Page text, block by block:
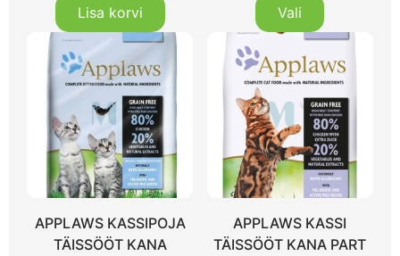
Lisa korvi Vali
APPLAWS KASSIPOJA
TÄISSÖÖT KANA
APPLAWS KASSI
TÄISSÖÖT KANA PART